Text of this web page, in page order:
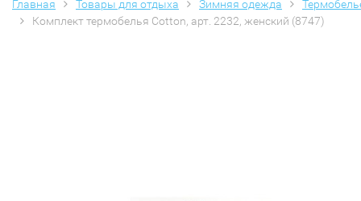
Главная Товары для отдыха Зимняя одежда
Комплект термобелья Cotton, арт. 2232, женский (8747)